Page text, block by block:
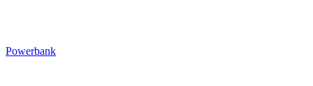
Powerbank